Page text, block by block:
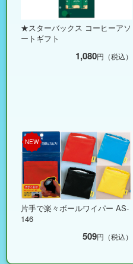
★スターバックス コーヒーアソ
ートギフト
1,080円（税込）
NEW
片手で楽々ボールワイパー AS-
146
509円（税込）